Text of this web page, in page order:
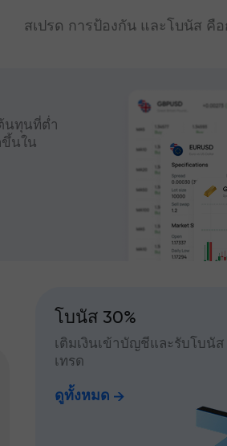
สเปรด การป้องกัน และโบนัส คื
นทุนที่ต่ำ
ขึ้นใน
โบนัส 30%
เติมเงินเข้าบัญชีและรับโบนัส
เทรด
ดูทั้งหมด